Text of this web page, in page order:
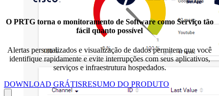
O PRTG torna o monitoramento de Software como Serviço tão
fácil quanto possível
Alertas personalizados e visualização de dados permitem que você
identifique rapidamente e evite interrupções com seus aplicativos,
serviços e infraestrutura hospedados.
DOWNLOAD GRÁTISRESUMO DO PRODUTO